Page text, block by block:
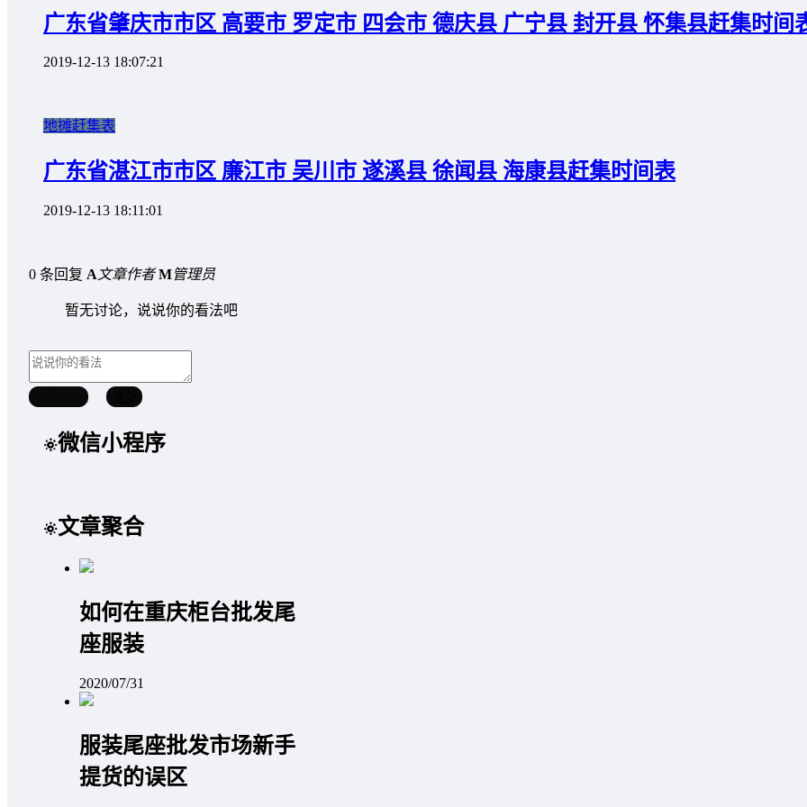
广东省肇庆市市区 高要市 罗定市 四会市 德庆县 广宁县 封开县 怀集县赶集时间
2019-12-13 18:07:21
地摊赶集表
广东省湛江市市区 廉江市 吴川市 遂溪县 徐闻县 海康县赶集时间表
2019-12-13 18:11:01
0 条回复 A 文章作者 M管理员
暂无讨论，说说你的看法吧
微信小程序
文章聚合
如何在重庆柜台批发尾
座服装
2020/07/31
服装尾座批发市场新手
提货的误区